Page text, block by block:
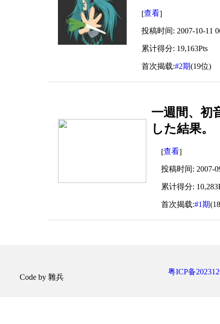
[查看]
投稿时间: 2007-10-11
累计得分: 19,163Pts
首次揭载:#2期(19位)
一週間、初
した結果。
[查看]
投稿时间: 2007-
累计得分:
首次揭载:#1期
Code by 雜兵
粤ICP备